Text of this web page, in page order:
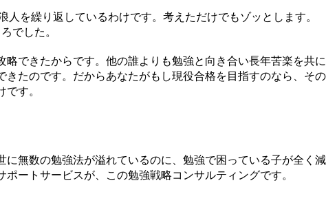
を繰り返しているわけです。考えただけでもゾッとします。
でした。
できたからです。他の誰よりも勉強と向き合い長年苦楽を共に
たのです。だからあなたがもし現役合格を目指すのなら、その
す。
無数の勉強法が溢れているのに、勉強で困っている子が全く減
ートサービスが、この勉強戦略コンサルティングです。